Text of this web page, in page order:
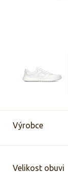
Výrobce
Velikost obuvi